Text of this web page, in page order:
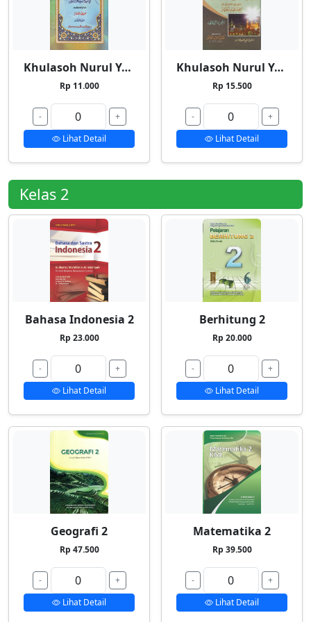
Khulasoh Nurul Yaqin 1
Rp 11.000
-
+
Lihat Detail
Khulasoh Nurul Yaqin 2
Rp 15.500
-
+
Lihat Detail
Kelas 2
Bahasa Indonesia 2
Rp 23.000
-
+
Lihat Detail
Berhitung 2
Rp 20.000
-
+
Lihat Detail
Geografi 2
Rp 47.500
-
+
Lihat Detail
Matematika 2
Rp 39.500
-
+
Lihat Detail